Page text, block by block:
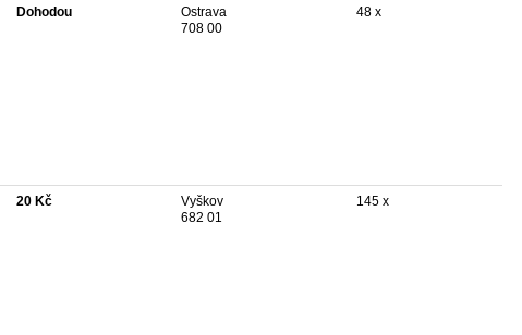
Dohodou
Ostrava
708 00
48 x
20 Kč
Vyškov
682 01
145 x